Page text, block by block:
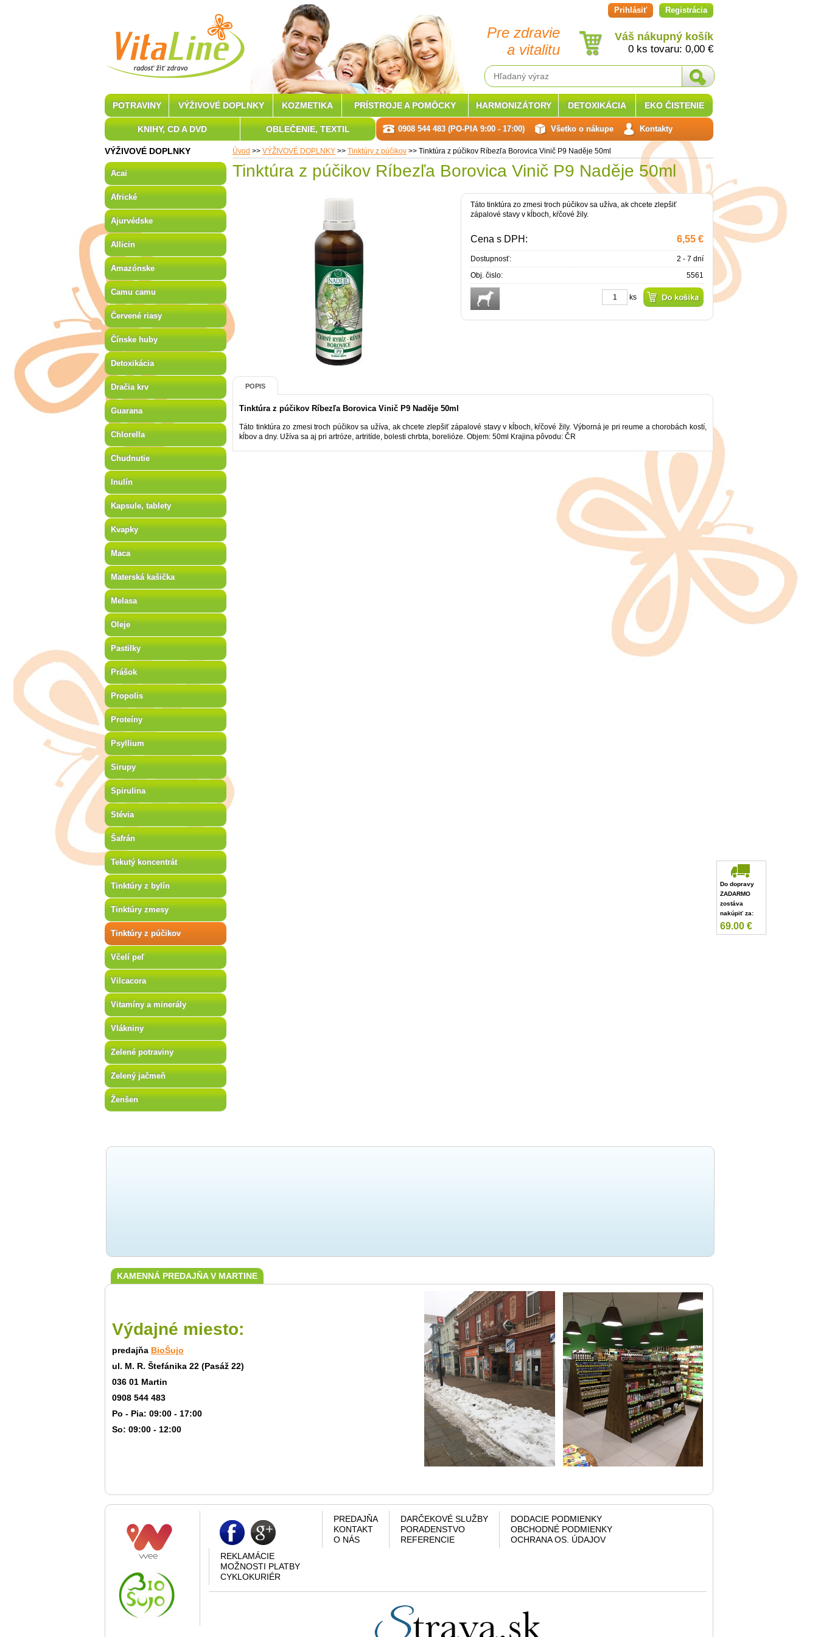
Pre zdravie
a vitalitu
Prihlásiť Registrácia
Váš nákupný košík
0 ks tovaru: 0,00 €
Úvod >> VÝŽIVOVÉ DOPLNKY >> Tinktúry z púčikov >> Tinktúra z púčikov Ríbezľa Borovica Vinič P9 Naděje 50ml
Tinktúra z púčikov Ríbezľa Borovica Vinič P9 Naděje 50ml
Táto tinktúra zo zmesi troch púčikov sa užíva, ak chcete zlepšiť
zápalové stavy v kĺboch, kŕčové žily.
Cena s DPH: 6,55 €
Dostupnosť:
2 - 7 dní
Obj. čislo:
5561
ks
POPIS
Tinktúra z púčikov Ríbezľa Borovica Vinič P9 Naděje 50ml
Táto tinktúra zo zmesi troch púčikov sa užíva, ak chcete zlepšiť zápalové stavy v kĺboch, kŕčové žily. Výborná je pri reume a chorobách kostí,
kĺbov a dny. Užíva sa aj pri artróze, artritíde, bolesti chrbta, borelióze. Objem: 50ml Krajina pôvodu: ČR
VÝŽIVOVÉ DOPLNKY
Acai
Africké
Ajurvédske
Allicin
Amazónske
Camu camu
Červené riasy
Čínske huby
Detoxikácia
Dračia krv
Guarana
Chlorella
Chudnutie
Inulín
Kapsule, tablety
Kvapky
Maca
Materská kašička
Melasa
Oleje
Pastilky
Prášok
Propolis
Proteíny
Psyllium
Sirupy
Spirulina
Stévia
Šafrán
Tekutý koncentrát
Tinktúry z bylín
Tinktúry zmesy
Tinktúry z púčikov
Včelí peľ
Vilcacora
Vitamíny a minerály
Vlákniny
Zelené potraviny
Zelený jačmeň
Ženšen
KAMENNÁ PREDAJŇA V MARTINE
Výdajné miesto:
predajňa BioŠujo
ul. M. R. Štefánika 22 (Pasáž 22)
036 01 Martin
0908 544 483
Po - Pia: 09:00 - 17:00
So: 09:00 - 12:00
POTRAVINY VÝŽIVOVÉ DOPLNKY KOZMETIKA PRÍSTROJE A POMÔCKY HARMONIZÁTORY DETOXIKÁCIA EKO ČISTENIE
KNIHY, CD A DVD OBLEČENIE, TEXTIL 0908 544 483 (PO-PIA 9:00 - 17:00) Všetko o nákupe Kontakty
PREDAJŇA
KONTAKT
O NÁS
DARČEKOVÉ SLUŽBY
PORADENSTVO
REFERENCIE
DODACIE PODMIENKY
OBCHODNÉ PODMIENKY
OCHRANA OS. ÚDAJOV
REKLAMÁCIE
MOŽNOSTI PLATBY
CYKLOKURIÉR
Do dopravy
ZADARMO
zostáva
nakúpiť za:
69.00 €